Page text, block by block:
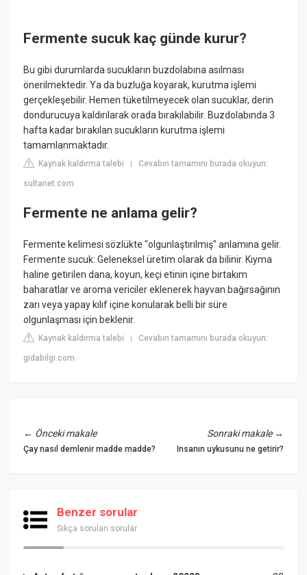
Fermente sucuk kaç günde kurur?
Bu gibi durumlarda sucukların buzdolabına asılması
önerilmektedir. Ya da buzluğa koyarak, kurutma işlemi
gerçekleşebilir. Hemen tüketilmeyecek olan sucuklar, derin
dondurucuya kaldırılarak orada bırakılabilir. Buzdolabında 3
hafta kadar bırakılan sucukların kurutma işlemi
tamamlanmaktadır.
Kaynak kaldırma talebi |Cevabın tamamını burada okuyun:
sultanet.com
Fermente ne anlama gelir?
Fermente kelimesi sözlükte "olgunlaştırılmış" anlamına gelir.
Fermente sucuk: Geleneksel üretim olarak da bilinir. Kıyma
haline getirilen dana, koyun, keçi etinin içine birtakım
baharatlar ve aroma vericiler eklenerek hayvan bağırsağının
zarı veya yapay kılıf içine konularak belli bir süre
olgunlaşması için beklenir.
Kaynak kaldırma talebi |Cevabın tamamını burada okuyun:
gidabilgi.com
← Önceki makale
Çay nasıl demlenir madde madde?
Sonraki makale→
Insanın uykusunu ne getirir?
Benzer sorular
Sıkça sorulan sorular